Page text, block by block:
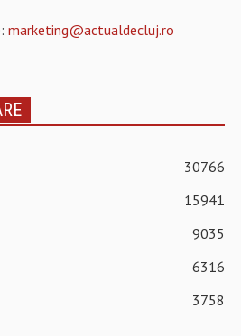
marketing@actualdecluj.ro
30766
15941
9035
6316
3758